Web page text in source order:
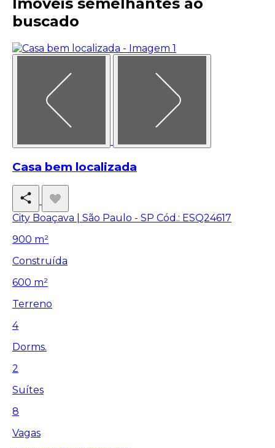
buscado
Casa bem localizada
City Boaçava | São Paulo - SP Cód.: ESQ24617
900 m²
Construída
600 m²
Terreno
4
Dorms.
2
Suítes
8
Vagas